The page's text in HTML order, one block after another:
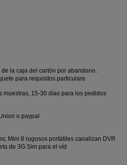
la caja del cartón por abandono.
para requisitos particulare
muestras, 15-30 días para los pedidos
o paypal
Mini 8 rugosos portátiles canalizan DVR
de 3G Sim para el víd